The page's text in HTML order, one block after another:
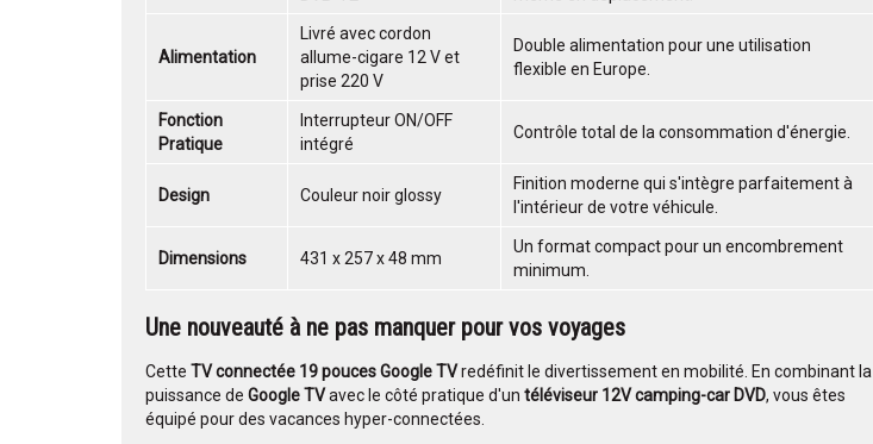
Alimentation
Livré avec cordon
allume-cigare 12 V et
prise 220 V
Double alimentation pour une utilisation
flexible en Europe.
Fonction
Pratique
Interrupteur ON/OFF
intégré
Contrôle total de la consommation d'énergie.
Design Couleur noir glossy
Finition moderne qui s'intègre parfaitement à
l'intérieur de votre véhicule.
Dimensions 431 x 257 x 48 mm
Un format compact pour un encombrement
minimum.
Une nouveauté à ne pas manquer pour vos voyages
Cette TV connectée 19 pouces Google TVredéfinit le divertissement en mobilité. En combinant la
puissance de Google TVavec le côté pratique d'un téléviseur 12V camping-car DVD, vous êtes
équipé pour des vacances hyper-connectées.